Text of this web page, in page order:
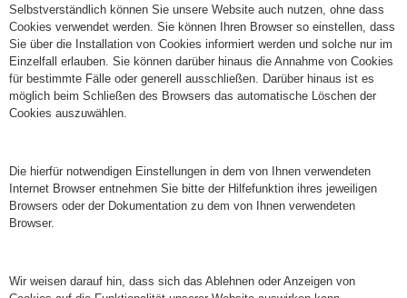
Selbstverständlich können Sie unsere Website auch nutzen, ohne dass
Cookies verwendet werden. Sie können Ihren Browser so einstellen, dass
Sie über die Installation von Cookies informiert werden und solche nur im
Einzelfall erlauben. Sie können darüber hinaus die Annahme von Cookies
für bestimmte Fälle oder generell ausschließen. Darüber hinaus ist es
möglich beim Schließen des Browsers das automatische Löschen der
Cookies auszuwählen.
Die hierfür notwendigen Einstellungen in dem von Ihnen verwendeten
Internet Browser entnehmen Sie bitte der Hilfefunktion ihres jeweiligen
Browsers oder der Dokumentation zu dem von Ihnen verwendeten
Browser.
Wir weisen darauf hin, dass sich das Ablehnen oder Anzeigen von